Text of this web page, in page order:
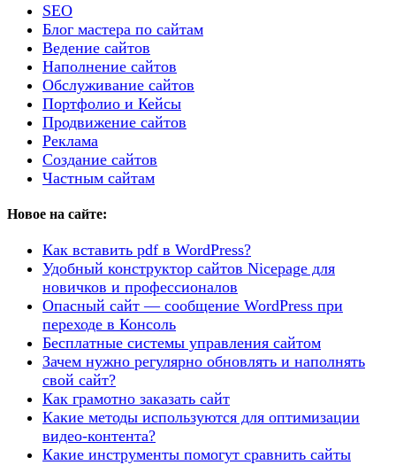
SEO
Блог мастера по сайтам
Ведение сайтов
Наполнение сайтов
Обслуживание сайтов
Портфолио и Кейсы
Продвижение сайтов
Реклама
Создание сайтов
Частным сайтам
Новое на сайте:
Как вставить pdf в WordPress?
Удобный конструктор сайтов Nicepage для
новичков и профессионалов
Опасный сайт — сообщение WordPress при
переходе в Консоль
Бесплатные системы управления сайтом
Зачем нужно регулярно обновлять и наполнять
свой сайт?
Как грамотно заказать сайт
Какие методы используются для оптимизации
видео-контента?
Какие инструменты помогут сравнить сайты